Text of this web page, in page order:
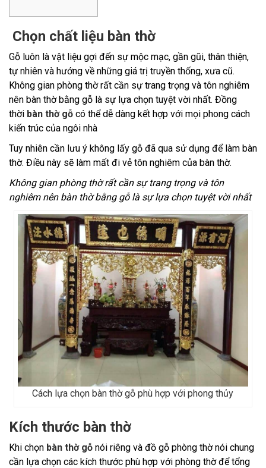
Chọn chất liệu bàn thờ
Gỗ luôn là vật liệu gợi đến sự mộc mạc, gần gũi, thân thiện,
tự nhiên và hướng về những giá trị truyền thống, xưa cũ.
Không gian phòng thờ rất cần sự trang trọng và tôn nghiêm
nên bàn thờ bằng gỗ là sự lựa chọn tuyệt vời nhất. Đồng
thời bàn thờ gỗ có thể dễ dàng kết hợp với mọi phong cách
kiến trúc của ngôi nhà
Tuy nhiên cần lưu ý không lấy gỗ đã qua sử dụng để làm bàn
thờ. Điều này sẽ làm mất đi vẻ tôn nghiêm của bàn thờ.
Không gian phòng thờ rất cần sự trang trọng và tôn
nghiêm nên bàn thờ bằng gỗ là sự lựa chọn tuyệt vời nhất
Cách lựa chọn bàn thờ gỗ phù hợp với phong thủy
Kích thước bàn thờ
Khi chọn bàn thờ gỗ nói riêng và đồ gỗ phòng thờ nói chung
cần lựa chọn các kích thước phù hợp với phòng thờ để tổng